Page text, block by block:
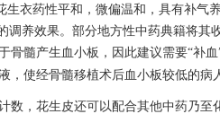
生衣药性平和，微偏温和，具有补气
调养效果。部分地方性中药典籍将
骨髓产生血小板，因此建议需要“补
，使经骨髓移植术后血小板较低的
数，花生皮还可以配合其他中药乃